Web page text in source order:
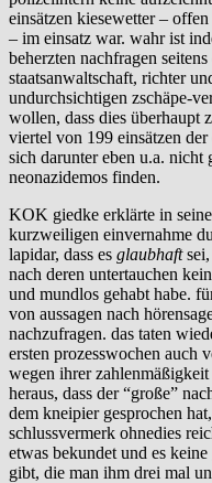
einsätzen kiesewetter –
– im einsatz war. wahr ist
beherzten nachfragen
staatsanwaltschaft, richter
undurchsichtigen zschäpe-
wollen, dass dies überhaupt
viertel von 199 einsätzen
sich darunter eben u.a. nicht
neonazidemos finden.
KOK giedke erklärte in
kurzweiligen einvernahme
lapidar, dass es glaubhaftsei,
nach deren untertauchen
und mundlos gehabt habe.
von aussagen nach
nachzufragen. das taten
ersten prozesswochen auch
wegen ihrer
heraus, dass der “große”
dem kneipier gesprochen
schlussvermerk ohnedies
etwas bekundet und es
gibt, die man ihm drei mal